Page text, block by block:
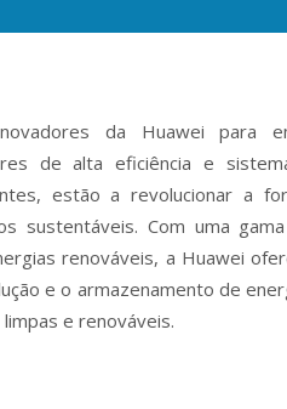
da Huawei para
de alta eficiência e
estão a revolucionar a
sustentáveis. Com uma
renováveis, a Huawei
e o armazenamento de
e renováveis.